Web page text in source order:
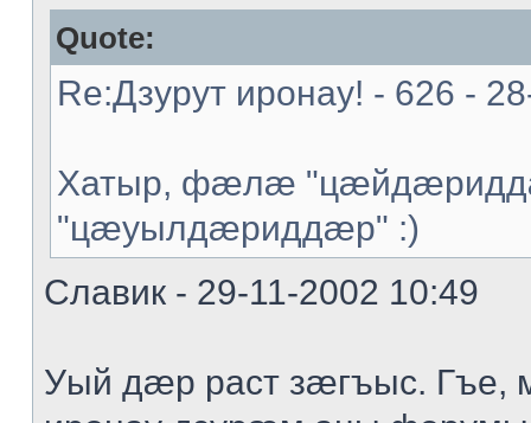
Quote:
Re:Дзурут иронау! - 626 -
Хатыр, фæлæ
"цæуылдæриддæр" :)
Славик - 29-11-2002 10:49
Уый дæр раст зæгъыс.